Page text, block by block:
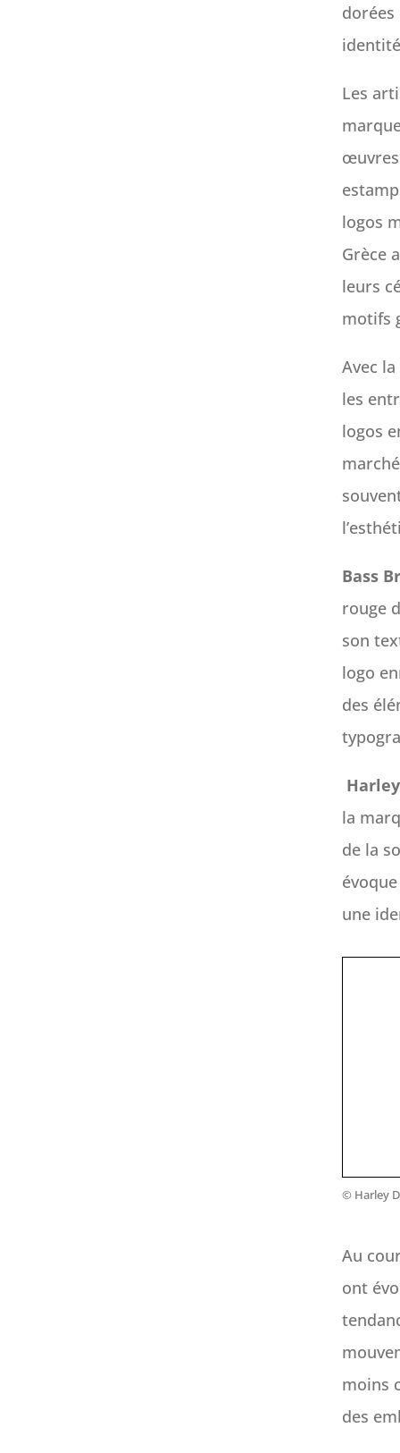
Les
logos
Grèce
leurs
motifs
Avec
les
logos
Bass
rouge
son
logo
des
la
de la
une
© Harley
Au
ont
moins
des